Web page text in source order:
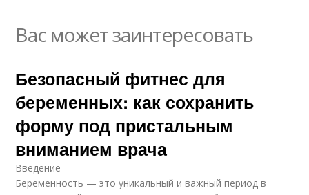
Вас может заинтересовать
Безопасный фитнес для
беременных: как сохранить
форму под пристальным
вниманием врача
Введение
Беременность — это уникальный и важный период в